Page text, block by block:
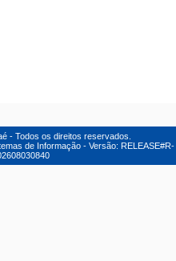
- Todos os direitos reservados.
de Informação - Versão: RELEASE#R-